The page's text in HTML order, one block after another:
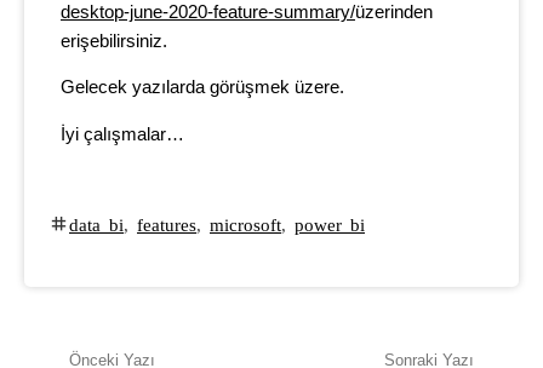
desktop-june-2020-feature-summary/üzerinden
erişebilirsiniz.
Gelecek yazılarda görüşmek üzere.
İyi çalışmalar…
data bi features microsoft power bi